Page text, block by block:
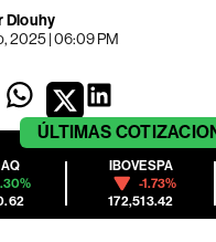
Dlouhy
2025 | 06:09 PM
ÚLTIMAS
IBOVESPA
-1.73%
172,513.42